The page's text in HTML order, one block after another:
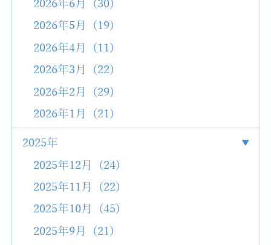
2026年6月 (30)
2026年5月 (19)
2026年4月 (11)
2026年3月 (22)
2026年2月 (29)
2026年1月 (21)
2025年
2025年12月 (24)
2025年11月 (22)
2025年10月 (45)
2025年9月 (21)